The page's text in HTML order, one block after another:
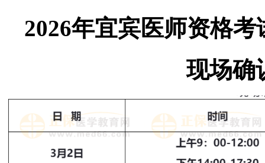
2026年宜宾医师资格考
现场确